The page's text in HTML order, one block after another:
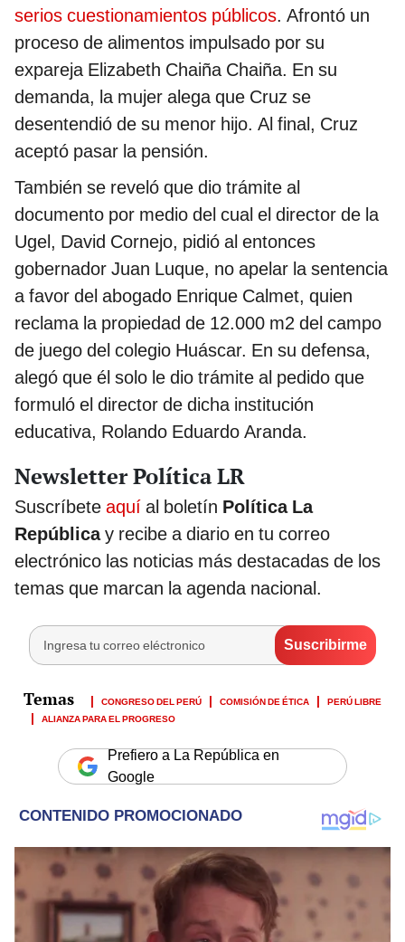
serios cuestionamientos públicos. Afrontó un
proceso de alimentos impulsado por su
expareja Elizabeth Chaiña Chaiña. En su
demanda, la mujer alega que Cruz se
desentendió de su menor hijo. Al final, Cruz
aceptó pasar la pensión.
También se reveló que dio trámite al
documento por medio del cual el director de la
Ugel, David Cornejo, pidió al entonces
gobernador Juan Luque, no apelar la sentencia
a favor del abogado Enrique Calmet, quien
reclama la propiedad de 12.000 m2 del campo
de juego del colegio Huáscar. En su defensa,
alegó que él solo le dio trámite al pedido que
formuló el director de dicha institución
educativa, Rolando Eduardo Aranda.
Newsletter Política LR
Suscríbete aquí al boletín Política La
Repúblicay recibe a diario en tu correo
electrónico las noticias más destacadas de los
temas que marcan la agenda nacional.
CONGRESO DEL PERÚ COMISIÓN DE ÉTICA
PERÚ LIBRE
ALIANZA PARA EL PROGRESO
Prefiero a La República en
Google